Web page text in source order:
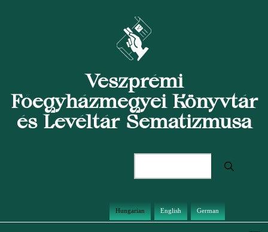
Veszprémi
Főegyházmegyei Könyvtár
és Levéltár Sematizmusa
Hungarian English German